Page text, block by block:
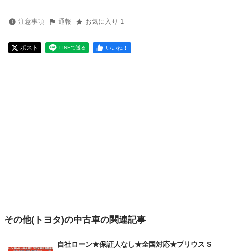
注意事項 通報 お気に入り 1
ポスト LINEで送る いいね！
その他(トヨタ)の中古車の関連記事
自社ローン★保証人なし★全国対応★プリウス S